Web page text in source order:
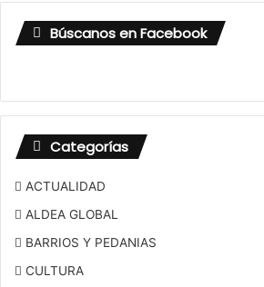
Búscanos en Facebook
Categorías
ACTUALIDAD
ALDEA GLOBAL
BARRIOS Y PEDANIAS
CULTURA